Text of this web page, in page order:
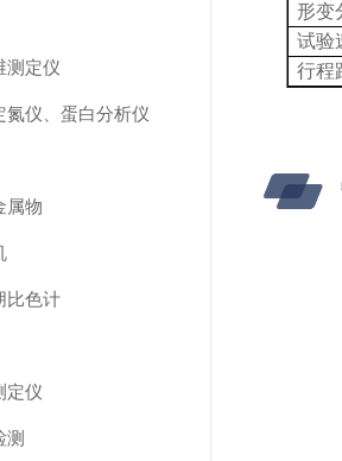
测定仪
氮仪、蛋白分析仪
属物
比色计
定仪
测
形变
试验
行程